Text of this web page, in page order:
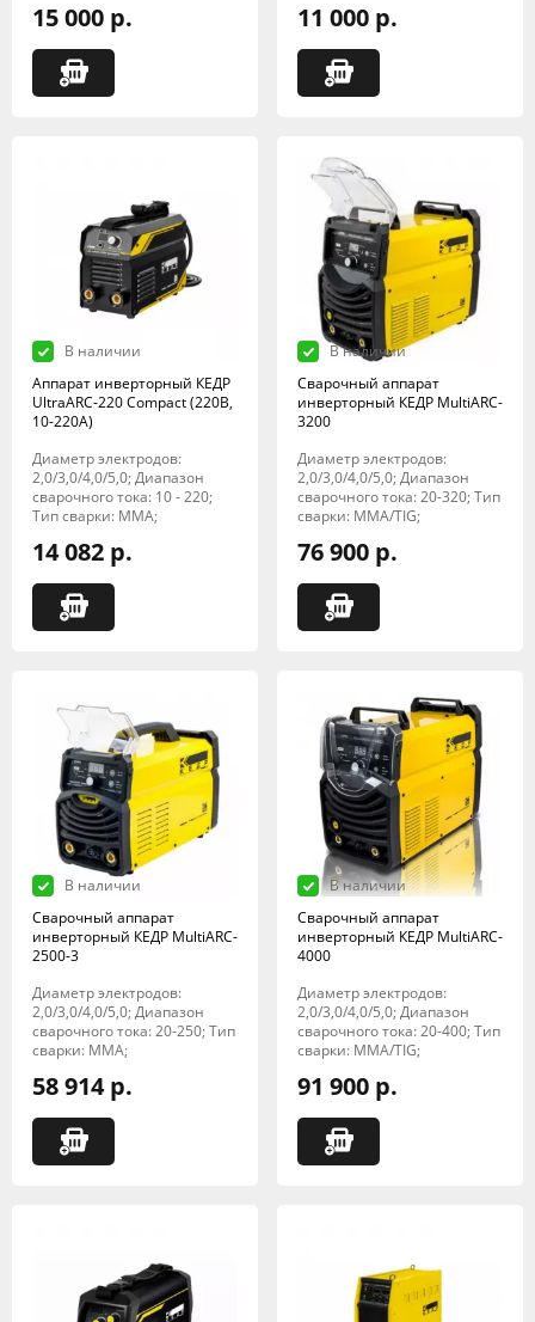
15 000 р. 11 000 р.
В наличии
Аппарат инверторный КЕДР
UltraARC-220 Compact (220В,
10-220А)
Диаметр электродов:
2,0/3,0/4,0/5,0; Диапазон
сварочного тока: 10 - 220;
Тип сварки: MMA;
14 082 р.
В наличии
Сварочный аппарат
инверторный КЕДР MultiARC-
3200
Диаметр электродов:
2,0/3,0/4,0/5,0; Диапазон
сварочного тока: 20-320; Тип
сварки: MMA/TIG;
76 900 р.
В наличии
Сварочный аппарат
инверторный КЕДР MultiARC-
2500-3
Диаметр электродов:
2,0/3,0/4,0/5,0; Диапазон
сварочного тока: 20-250; Тип
сварки: MMA;
58 914 р.
В наличии
Сварочный аппарат
инверторный КЕДР MultiARC-
4000
Диаметр электродов:
2,0/3,0/4,0/5,0; Диапазон
сварочного тока: 20-400; Тип
сварки: MMA/TIG;
91 900 р.